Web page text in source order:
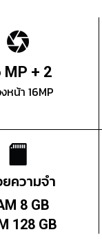
MP + 2
หน้า 16MP
ความจำ
8 GB
128 GB